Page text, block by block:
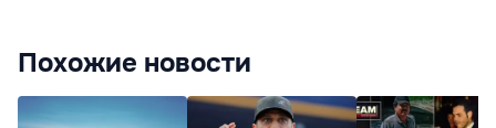
Похожие новости